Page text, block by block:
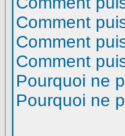
Comment
Comment
Comment
Pourquoi ne
Pourquoi ne